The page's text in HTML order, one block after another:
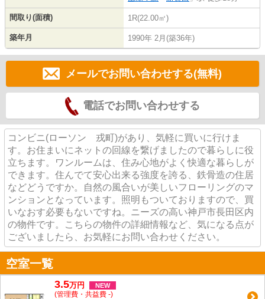
間取り(面積) 1R(22.00㎡)
築年月 1990年 2月(築36年)
メールでお問い合わせする(無料)
電話でお問い合わせする
コンビニ(ローソン 戎町)があり、気軽に買いに行けま
す。お住まいにネットの回線を繋げましたので暮らしに役
立ちます。ワンルームは、住み心地がよく快適な暮らしが
できます。住んでて安心出来る強度を誇る、鉄骨造の住居
などどうですか。自然の風合いが美しいフローリングのマ
ンションとなっています。照明もついておりますので、買
いなおす必要もないですね。ニーズの高い神戸市長田区内
の物件です。こちらの物件の詳細情報など、気になる点が
ございましたら、お気軽にお問い合わせください。
空室一覧
3.5万円 NEW
(管理費・共益費 -)